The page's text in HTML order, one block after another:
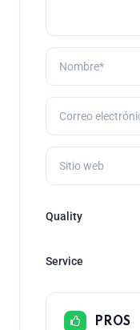
Quality
Service
PROS